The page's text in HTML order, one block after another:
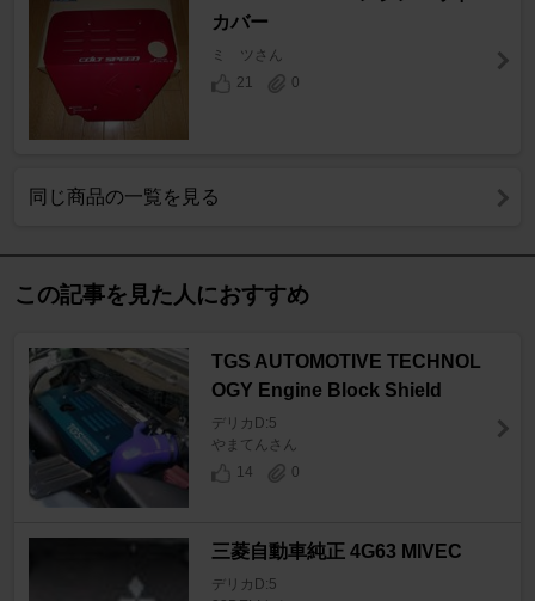
カバー
ミ ツさん
21
0
同じ商品の一覧を見る
この記事を見た人におすすめ
TGS AUTOMOTIVE TECHNOL
OGY Engine Block Shield
デリカD:5
やまてんさん
14
0
三菱自動車純正 4G63 MIVEC
デリカD:5